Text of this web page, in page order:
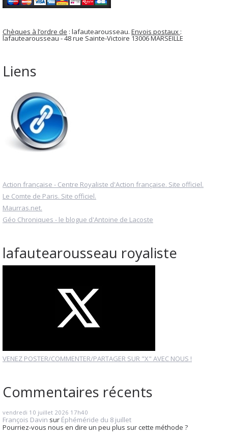
Chèques à l’ordre de : lafautearousseau. Envois postaux :
lafautearousseau - 48 rue Sainte-Victoire 13006 MARSEILLE
Liens
Action française - Centre Royaliste d'Action française. Site officiel.
Le Comte de Paris. Site officiel.
Maurras.net.
Géo Chroniques - le blogue d'Antoine de Lacoste
lafautearousseau royaliste
VENEZ POSTER/COMMENTER/PARTAGER SUR "X" AVEC NOUS !
Commentaires récents
vendredi 10 juillet 2026 17h40
François Davin sur Éphéméride du 8 juillet
Pourriez-vous nous en dire un peu plus sur cette méthode ?